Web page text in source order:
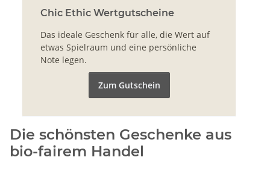
Chic Ethic Wertgutscheine
Das ideale Geschenk für alle, die Wert auf
etwas Spielraum und eine persönliche
Note legen.
Zum Gutschein
Die schönsten Geschenke aus
bio-fairem Handel